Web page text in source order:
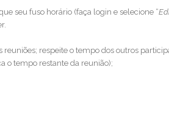
seu fuso horário (faça login e selecione “
respeite o tempo dos outros
o tempo restante da reunião);